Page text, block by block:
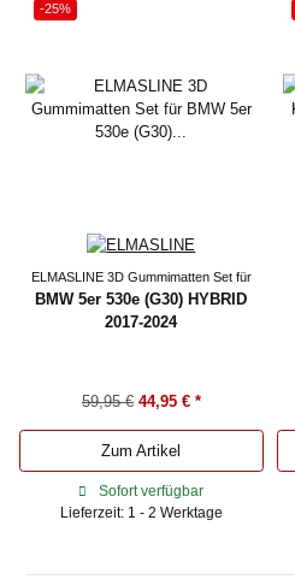
-25%
ELMASLINE 3D Gummimatten Set für
BMW 5er 530e (G30) HYBRID
2017-2024
59,95 € 44,95 € *
Zum Artikel
Sofort verfügbar
Lieferzeit: 1 - 2 Werktage